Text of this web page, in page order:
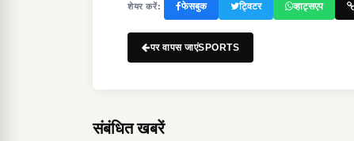
शेयर करें: फेसबुक ट्विटर व्हाट्सएप
पर वापस जाएंSPORTS
संबंधित खबरें